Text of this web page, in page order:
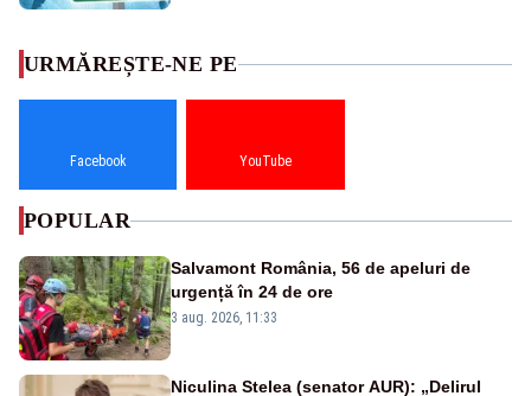
URMĂREȘTE-NE PE
Facebook YouTube
POPULAR
Salvamont România, 56 de apeluri de
urgență în 24 de ore
3 aug. 2026, 11:33
Niculina Stelea (senator AUR): „Delirul